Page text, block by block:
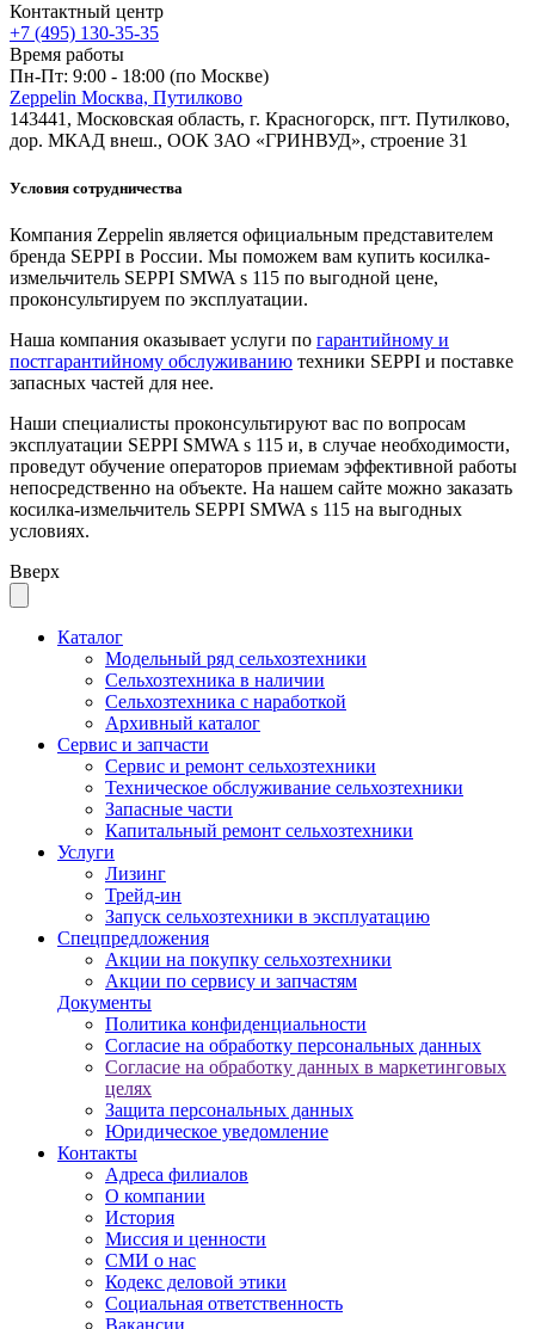
Контактный центр
+7 (495) 130-35-35
Время работы
Пн-Пт: 9:00 - 18:00 (по Москве)
Zeppelin Москва, Путилково
143441, Московская область, г. Красногорск, пгт. Путилково,
дор. МКАД внеш., ООК ЗАО «ГРИНВУД», строение 31
Условия сотрудничества
Компания Zeppelin является официальным представителем
бренда SEPPI в России. Мы поможем вам купить косилка-
измельчитель SEPPI SMWA s 115 по выгодной цене,
проконсультируем по эксплуатации.
Наша компания оказывает услуги по гарантийному и
постгарантийному обслуживанию техники SEPPI и поставке
запасных частей для нее.
Наши специалисты проконсультируют вас по вопросам
эксплуатации SEPPI SMWA s 115 и, в случае необходимости,
проведут обучение операторов приемам эффективной работы
непосредственно на объекте. На нашем сайте можно заказать
косилка-измельчитель SEPPI SMWA s 115 на выгодных
условиях.
Вверх
Каталог
Модельный ряд сельхозтехники
Сельхозтехника в наличии
Сельхозтехника с наработкой
Архивный каталог
Сервис и запчасти
Сервис и ремонт сельхозтехники
Техническое обслуживание сельхозтехники
Запасные части
Капитальный ремонт сельхозтехники
Услуги
Лизинг
Трейд-ин
Запуск сельхозтехники в эксплуатацию
Спецпредложения
Акции на покупку сельхозтехники
Акции по сервису и запчастям
Документы
Политика конфиденциальности
Согласие на обработку персональных данных
Согласие на обработку данных в маркетинговых
целях
Защита персональных данных
Юридическое уведомление
Контакты
Адреса филиалов
О компании
История
Миссия и ценности
СМИ о нас
Кодекс деловой этики
Социальная ответственность
Вакансии